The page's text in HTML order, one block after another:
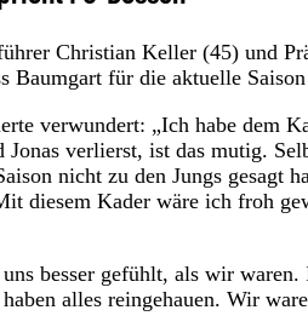
Christian Keller (45) und
Baumgart für die aktuelle
verwundert: „Ich habe dem
Jonas verlierst, ist das mutig.
nicht zu den Jungs gesagt
diesem Kader wäre ich froh
besser gefühlt, als wir
alles reingehauen. Wir